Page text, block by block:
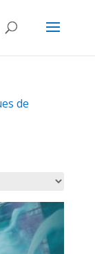
de